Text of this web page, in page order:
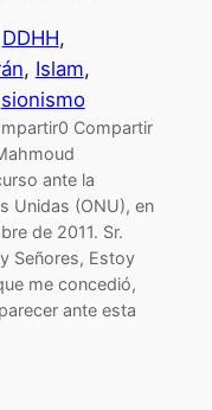
DDHH
, Islam
sionismo
Compartir
ante la
Unidas (ONU), en
de 2011. Sr.
Señores, Estoy
me concedió,
ante esta